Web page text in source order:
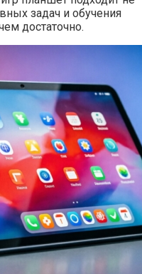
задач и обучения
достаточно.